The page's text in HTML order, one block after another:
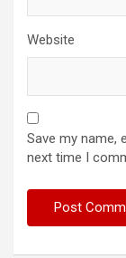
Website
Save my name,
next time I